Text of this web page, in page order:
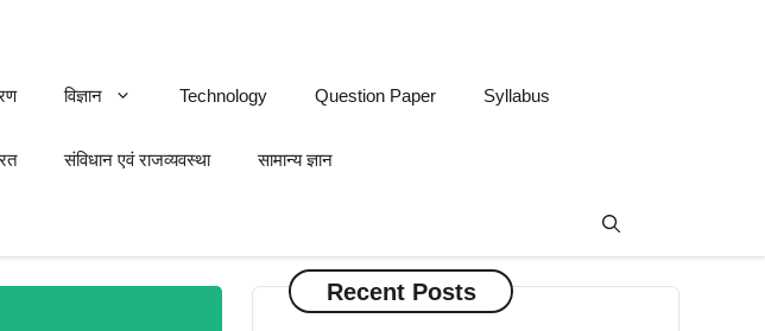
विज्ञान Technology Question Paper Syllabus
संविधान एवं राजव्यवस्था सामान्य ज्ञान
Recent Posts